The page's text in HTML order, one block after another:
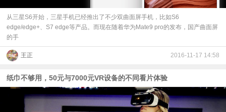
从三星S6开始，三星手机已经推出了不少双曲面屏手机，比如S6
edge/edge+、S7 edge等产品。而现在随着华为Mate9 pro的发布，国产曲面屏
的手
王正 2016-11-17 14:58
纸巾不够用，50元与7000元VR设备的不同看片体验